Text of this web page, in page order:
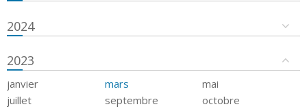
2024
2023
janvier mars
mai
juillet
septembre
octobre